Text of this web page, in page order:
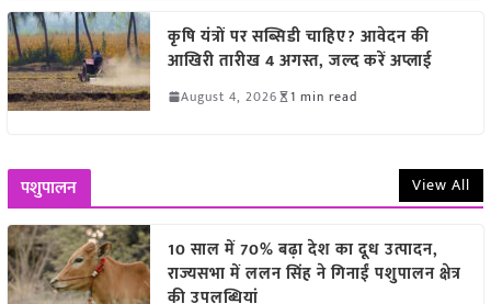
कृषि यंत्रों पर सब्सिडी चाहिए? आवेदन की
आखिरी तारीख 4 अगस्त, जल्द करें अप्लाई
August 4, 2026 1 min read
पशुपालन View All
10 साल में 70% बढ़ा देश का दूध उत्पादन,
राज्यसभा में ललन सिंह ने गिनाईं पशुपालन क्षेत्र
की उपलब्धियां